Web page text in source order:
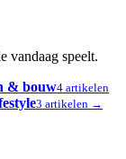
vandaag speelt.
& bouw4 artikelen
3 artikelen →